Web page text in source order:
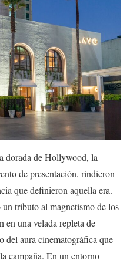
dorada de Hollywood, la
de presentación, rindieron
que definieron aquella era.
tributo al magnetismo de los
en una velada repleta de
del aura cinematográfica que
campaña. En un entorno